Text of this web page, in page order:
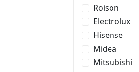
Roison
Electrolux
Hisense
Midea
Mitsubishi